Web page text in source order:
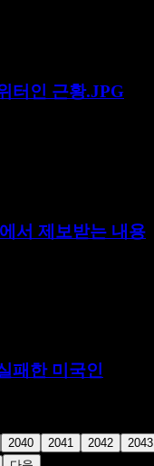
터인 근황.JPG
서 제보받는 내용
패한 미국인
2040 2041 2042 2043